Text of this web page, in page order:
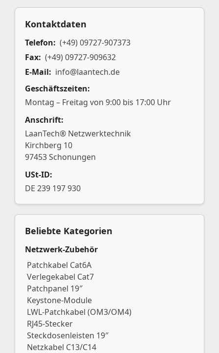
Kontaktdaten
Telefon: (+49) 09727-907373
Fax: (+49) 09727-909632
E-Mail: info@laantech.de
Geschäftszeiten:
Montag – Freitag von 9:00 bis 17:00 Uhr
Anschrift:
LaanTech® Netzwerktechnik
Kirchberg 10
97453 Schonungen
USt-ID:
DE 239 197 930
Beliebte Kategorien
Netzwerk-Zubehör
Patchkabel Cat6A
Verlegekabel Cat7
Patchpanel 19″
Keystone-Module
LWL-Patchkabel (OM3/OM4)
RJ45-Stecker
Steckdosenleisten 19″
Netzkabel C13/C14